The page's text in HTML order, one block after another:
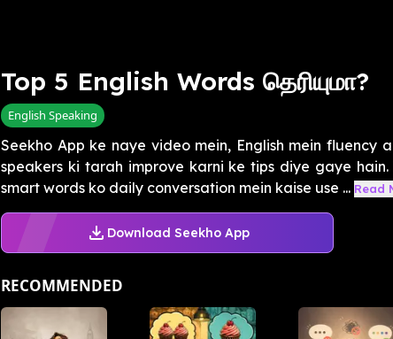
Top 5 English Words தெரியுமா?
English Speaking
Seekho App ke naye video mein, English mein fluency
speakers ki tarah improve karni ke tips diye gaye
smart words ko daily conversation mein kaise use ... Read
Download Seekho App
RECOMMENDED